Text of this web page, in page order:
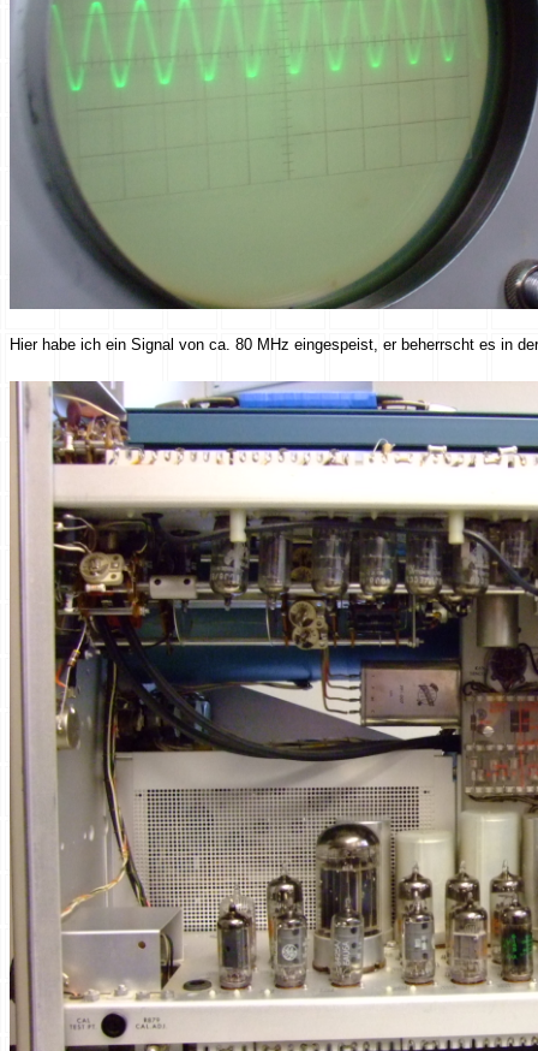
Hier habe ich ein Signal von ca. 80 MHz eingespeist, er beherrscht es in